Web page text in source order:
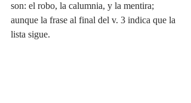
son: el robo, la calumnia, y la mentira;
aunque la frase al final del v. 3 indica que la
lista sigue.